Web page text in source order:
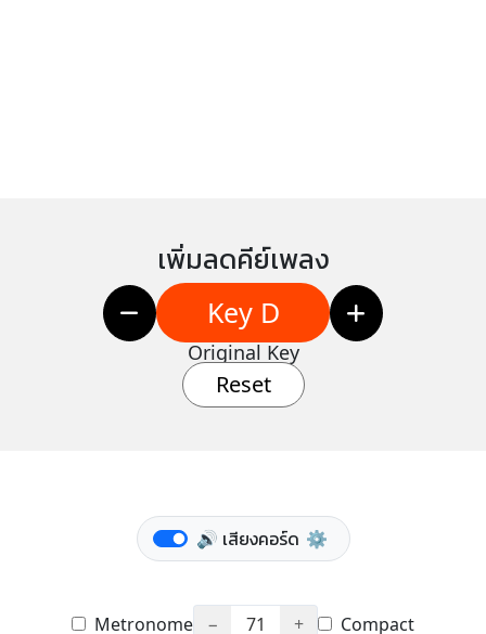
เพิ่มลดคีย์เพลง
Key D
Original Key
Reset
🔊 เสียงคอร์ด ⚙️
Metronome − 71 + Compact